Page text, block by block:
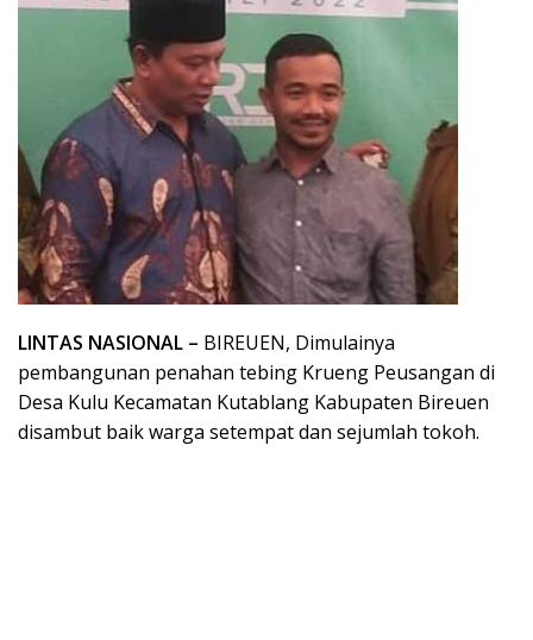
LINTAS NASIONAL – BIREUEN, Dimulainya
pembangunan penahan tebing Krueng Peusangan di
Desa Kulu Kecamatan Kutablang Kabupaten Bireuen
disambut baik warga setempat dan sejumlah tokoh.